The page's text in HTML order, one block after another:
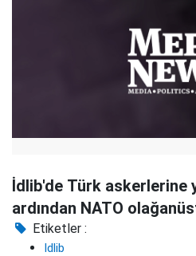
İdlib'de Türk askerlerine
ardından NATO
Etiketler :
Idlib